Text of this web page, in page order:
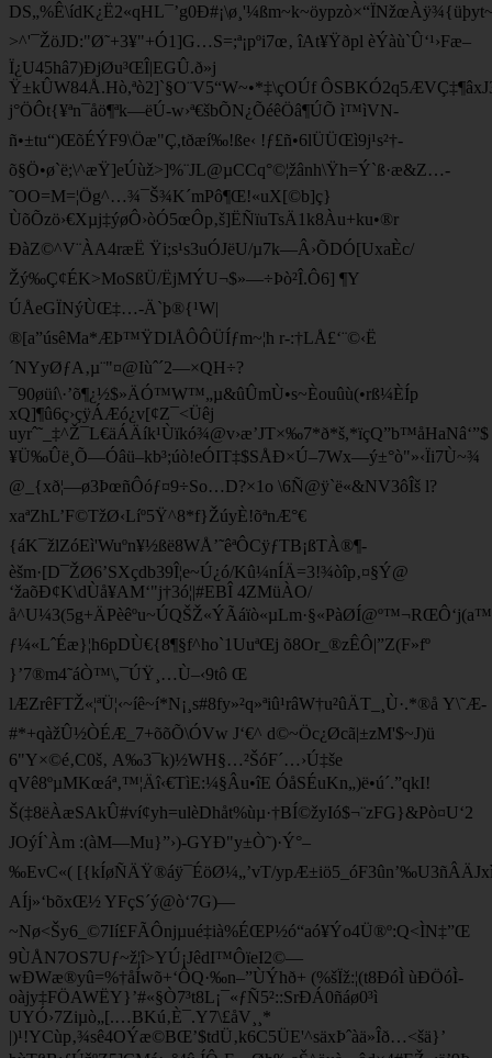
>^­'¯ŽöJD:"Ø˜+3¥"+Ó1]G…S=;ª¡pºi7œ‚ îAt¥Ÿðpl èÝàù`Û‘¹›Fæ–
Ï¿U45hâ7)ÐjØu³ŒÎ|EGÛ.ð»j
Ÿ±kÛW84Å.Hò,ªò2]`§O¨V5“W~•*‡\çOÚf
j°ÖÔt{¥ªn¯åö¶ªk—ëÚ-w›ª€šbÕN¿ÕéêÖâ¶ÚÕ ì™ìVN-
ñ•±tu“)ŒõÉÝF9\Öæ"Ç,tðæí‰!ße‹ !ƒ£ñ•6lÜÜŒì9j¹s²†­
õ§Ö•ø`ë;\^æŸ]eÚùž>]%¨JL@µCCq°©¦žânh\Ÿh=Ý`ß·æ&Z…­
˜OO=M­=¦Ög^…¾¯Š¾K´mPô¶Œ!«uX[©b]ç}
ÙõÕzö›€Xµj‡ýøÔ›òÓ5œÔp‚­š]ËÑïuTsÄ1k8Àu+ku•®r
ÐàZ©^V¨ÀA4ræË Ÿi;s¹s3uÓJëU/µ7k—Â›ÕDÓ[UxaÈc/
Žý‰Ç¢ÉK>MoSßÜ/ËjMÝU¬$»—÷Þò²Î.Ô6] ¶Y
ÚÅeGÏNýÙŒ‡…-Ä`þ®{¹W|
®[a”úsêMa*ÆÞ™ŸDIÅÔÔÜÍƒm~¦h r-:†LÅ£‘¨©‹Ë
´NYyØƒA‚µ¨"¤@Iùˆ´2—×QH÷?
¯90øüí\·’õ¶¿½$»ÄÓ™W™„µ&ûÛmÙ•s~Èouûù(•rß¼ÈÍp
xQ]¶û6ç›çÿÁÆó¿v[¢Z¯<Üêj
uyrˆ˜_‡^Ž¯L€äÁÄík¹Ùïkó¾@v›æ­’JT×‰7*ð*š,*ïçQ”b™åHaNâ‘”$
¥Ü‰Ûë¸Õ—Óâü–kb³;úò!eÓIT‡$SÅÐ×Ú–7Wx—ý±°ò"»‹Ïi7Ù~¾
@_{x­ð¦—ø3ÞœñÔóƒ¤9÷So…D?×1o \6Ñ@ÿ`ë«&NV3ôÎš l?
xaªZhL’F©TžØ‹Líº5Ÿ^8*f}ŽúyÈ!õªnÆ°€
{áK¯žlZóEì'Wuºn¥½ßë8WÅ’˜êªÔCÿƒTB¡ßTÀ®¶-
èšm·[D¯ŽØ6’SXçdb39Î¦e~Ú¿ó/Kû¼nÍÄ=3!¾òîp‚¤§Ý@
‘žaõÐ¢K\dÙå¥AM‘"j†3ó¦|#EBÎ 4ZMüÀO/
ƒ¼«LˆÉæ}¦h6pDÙ€{8¶§f^ho`1UuªŒj õ8Or_®zÊÔ|”Z(­F»fº
}’7®m4˜áÒ™\,¯ÚŸ¸…Ù–‹9tô Œ
lÆZrêFTŽ«¦ªÜ¦‹~íê~í*N¡¸s#8fy»²q»ªiû¹râW†u²ûÄT_¸Ù·.*®å Y\˜Æ-
#*+qàžÛ½ÒÉÆ_7+õõÕ\ÓVw J‘€^ d©~Öc¿Øcã|±zM'$~J)ü
6"Y×©é‚C0š‚ A‰3¯k)½WH§…²ŠóF´…›Ú‡še
qVê8ºµMKœáª‚™¦Äî‹€­TìE:¼§Âu•îE ÓåSÉuKn„)ë•ú´.”qkI!
Š(‡8ëÀæSAkÛ#ví¢yh=ulèDhåt%ùµ·†BÍ©žyIó$¬¨zFG}&Pò¤U‘2
JOýÍ`Àm :(àM—Mu}”›)-GYÐ"y±Ò˜)·Ý°–
‰EvC«( [{kÍøÑÄŸ®áÿ¯ÉöØ¼„’vT/
AÍj»‘bõxŒ½ YFçS´ý@ò‘7G)—
~Nø<Šy6_©7Ií£FÃÔnjµué‡ià%ÉŒP½ó“aó¥Ýo4Ü®º:Q<ÌN­‡”Œ
9ÙÅN7OS7Uƒ~ž¦î>YÚ¡JêdI™ÔïeI2©—
wÐWæ®yû=%†åÍwõ+‘ÔQ·‰n–”ÙÝhð+ (%šÏž:¦(t8ÐóÌ ùÐÖóÌ-
oàjy‡FÖAWËY}’#«§Ò7³t8L¡¯«ƒÑ5²::SrÐÁ0ñáø0³ì
UYÓ›7Ziµò„[.…BKú‚È¯.Y7\£åV¸¸*
|)¹!YCùp‚¾sê4OÝæ©BŒ’$tdÜ‚k6C5ÜE'^säxÞˆàä»Îð…<šä}’